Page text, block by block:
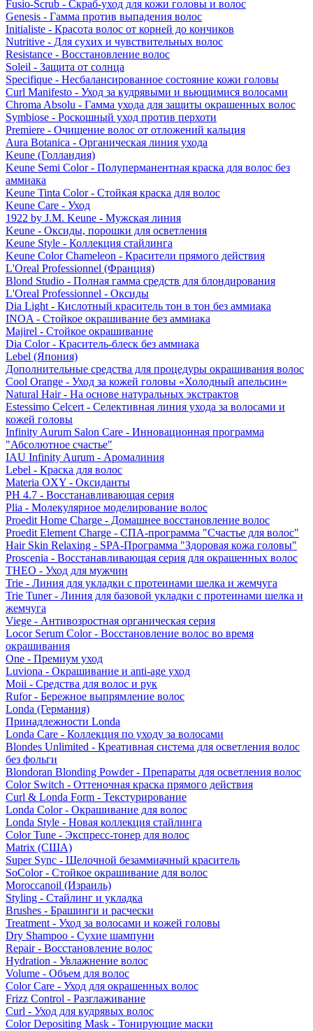
Fusio-Scrub - Скраб-уход для кожи головы и волос
Genesis - Гамма против выпадения волос
Initialiste - Красота волос от корней до кончиков
Nutritive - Для сухих и чувствительных волос
Resistance - Восстановление волос
Soleil - Защита от солнца
Specifique - Несбалансированное состояние кожи головы
Curl Manifesto - Уход за кудрявыми и вьющимися волосами
Chroma Absolu - Гамма ухода для защиты окрашенных волос
Symbiose - Роскошный уход против перхоти
Premiere - Очищение волос от отложений кальция
Aura Botanica - Органическая линия ухода
Keune (Голландия)
Keune Semi Color - Полуперманентная краска для волос без
аммиака
Keune Tinta Color - Стойкая краска для волос
Keune Care - Уход
1922 by J.M. Keune - Мужская линия
Keune - Оксиды, порошки для осветления
Keune Style - Коллекция стайлинга
Keune Color Chameleon - Красители прямого действия
L'Oreal Professionnel (Франция)
Blond Studio - Полная гамма средств для блондирования
L'Oreal Professionnel - Оксиды
Dia Light - Кислотный краситель тон в тон без аммиака
INOA - Стойкое окрашивание без аммиака
Majirel - Стойкое окрашивание
Dia Color - Краситель-блеск без аммиака
Lebel (Япония)
Дополнительные средства для процедуры окрашивания волос
Cool Orange - Уход за кожей головы «Холодный апельсин»
Natural Hair - На основе натуральных экстрактов
Estessimo Celcert - Селективная линия ухода за волосами и
кожей головы
Infinity Aurum Salon Care - Инновационная программа
"Абсолютное счастье"
IAU Infinity Aurum - Аромалиния
Lebel - Краска для волос
Materia OXY - Оксиданты
PH 4.7 - Восстанавливающая серия
Plia - Молекулярное моделирование волос
Proedit Home Charge - Домашнее восстановление волос
Proedit Element Charge - СПА-программа "Счастье для волос"
Hair Skin Relaxing - SPA-Программа "Здоровая кожа головы"
Proscenia - Восстанавливающая серия для окрашенных волос
THEO - Уход для мужчин
Trie - Линия для укладки с протеинами шелка и жемчуга
Trie Tuner - Линия для базовой укладки с протеинами шелка и
жемчуга
Viege - Антивозростная органическая серия
Locor Serum Color - Восстановление волос во время
окрашивания
One - Премиум уход
Luviona - Окрашивание и anti-age уход
Moii - Средства для волос и рук
Rufor - Бережное выпрямление волос
Londa (Германия)
Принадлежности Londa
Londa Care - Коллекция по уходу за волосами
Blondes Unlimited - Креативная система для осветления волос
без фольги
Blondoran Blonding Powder - Препараты для осветления волос
Color Switch - Оттеночная краска прямого действия
Curl & Londa Form - Текстурирование
Londa Color - Окрашивание для волос
Londa Style - Новая коллекция стайлинга
Color Tune - Экспресс-тонер для волос
Matrix (США)
Super Sync - Щелочной безаммиачный краситель
SoColor - Стойкое окрашивание для волос
Moroccanoil (Израиль)
Styling - Стайлинг и укладка
Brushes - Брашинги и расчески
Treatment - Уход за волосами и кожей головы
Dry Shampoo - Сухие шампуни
Repair - Восстановление волос
Hydration - Увлажнение волос
Volume - Объем для волос
Color Care - Уход для окрашенных волос
Frizz Control - Разглаживание
Curl - Уход для кудрявых волос
Color Depositing Mask - Тонирующие маски